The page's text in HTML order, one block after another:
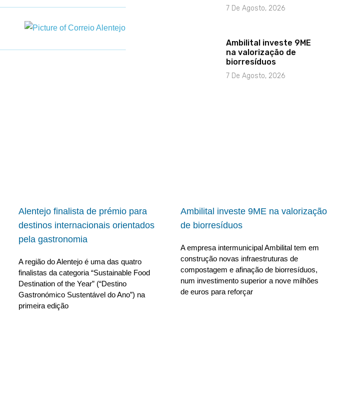
7 De Agosto, 2026
Ambilital investe 9ME
na valorização de
biorresíduos
7 De Agosto, 2026
Alentejo finalista de prémio para
destinos internacionais orientados
pela gastronomia
A região do Alentejo é uma das quatro
finalistas da categoria “Sustainable Food
Destination of the Year” (“Destino
Gastronómico Sustentável do Ano”) na
primeira edição
Ambilital investe 9ME na valorização
de biorresíduos
A empresa intermunicipal Ambilital tem em
construção novas infraestruturas de
compostagem e afinação de biorresíduos,
num investimento superior a nove milhões
de euros para reforçar